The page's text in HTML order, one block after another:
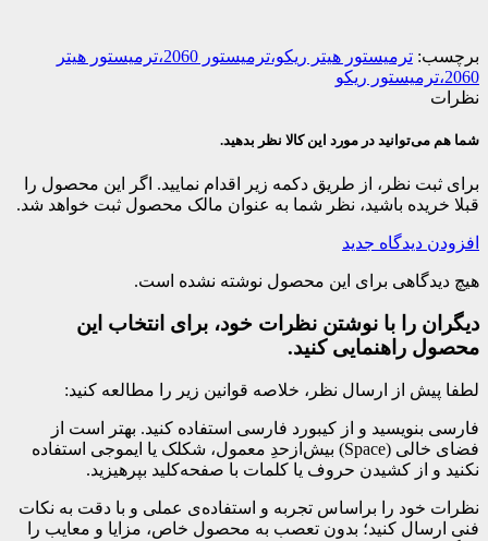
برچسب:
ترمیستور هیتر ریکو،ترمیستور 2060،ترمیستور هیتر
2060،ترمیستور ریکو
نظرات
شما هم می‌توانید در مورد این کالا نظر بدهید.
برای ثبت نظر، از طریق دکمه زیر اقدام نمایید. اگر این محصول را
قبلا خریده باشید، نظر شما به عنوان مالک محصول ثبت خواهد شد.
افزودن دیدگاه جدید
هیچ دیدگاهی برای این محصول نوشته نشده است.
دیگران را با نوشتن نظرات خود، برای انتخاب این
محصول راهنمایی کنید.
لطفا پیش از ارسال نظر، خلاصه قوانین زیر را مطالعه کنید:
فارسی بنویسید و از کیبورد فارسی استفاده کنید. بهتر است از
فضای خالی (Space) بیش‌از‌حدِ معمول، شکلک یا ایموجی استفاده
نکنید و از کشیدن حروف یا کلمات با صفحه‌کلید بپرهیزید.
نظرات خود را براساس تجربه و استفاده‌ی عملی و با دقت به نکات
فنی ارسال کنید؛ بدون تعصب به محصول خاص، مزایا و معایب را